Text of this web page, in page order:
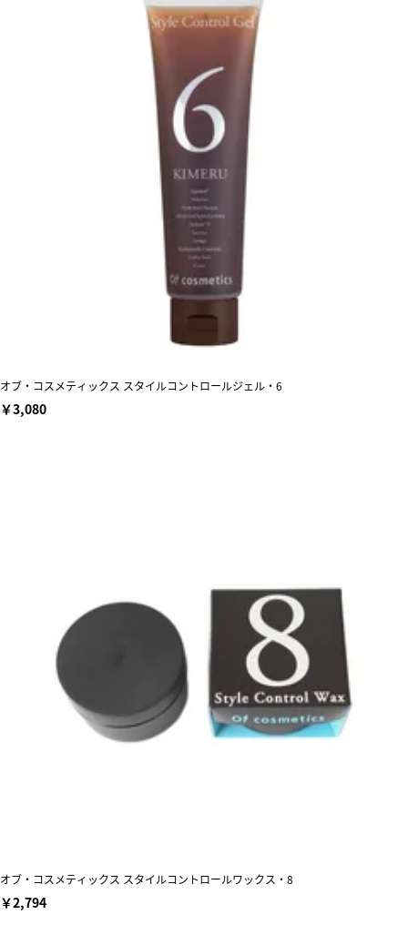
オブ・コスメティックス スタイルコントロールジェル・6
￥3,080
オブ・コスメティックス スタイルコントロールワックス・8
￥2,794